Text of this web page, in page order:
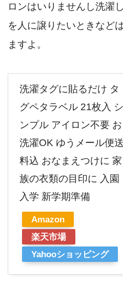
ロンはいりませんし洗濯
を人に譲りたいときなど
ますよ。
洗濯タグに貼るだけ タ
グペタラベル 21枚入 シ
ンプル アイロン不要 お
洗濯OK ゆうメール便送
料込 おなまえつけに 家
族の衣類の目印に 入園
入学 新学期準備
Amazon
楽天市場
Yahooショッピング